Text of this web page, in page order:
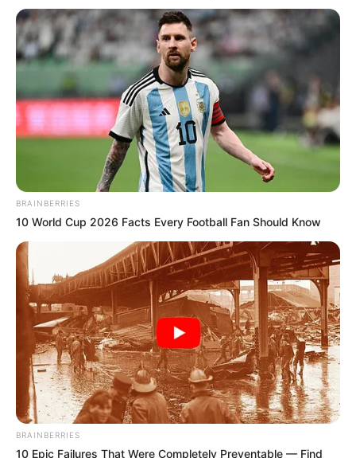
BRAINBERRIES
10 World Cup 2026 Facts Every Football Fan Should Know
BRAINBERRIES
10 Epic Failures That Were Completely Preventable — Find